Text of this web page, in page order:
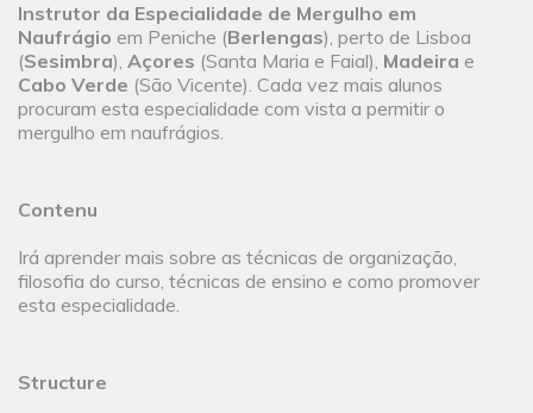
Instrutor da Especialidade de Mergulho em
Naufrágio em Peniche (Berlengas), perto de Lisboa
(Sesimbra), Açores (Santa Maria e Faial), Madeira e
Cabo Verde (São Vicente). Cada vez mais alunos
procuram esta especialidade com vista a permitir o
mergulho em naufrágios.
Contenu
Irá aprender mais sobre as técnicas de organização,
filosofia do curso, técnicas de ensino e como promover
esta especialidade.
Structure